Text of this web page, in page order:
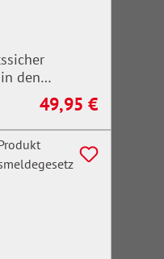
den
Regulärer Preis:
49,95 €